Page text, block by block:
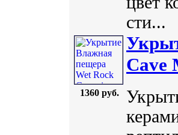
сти...
1360 руб.
Cave